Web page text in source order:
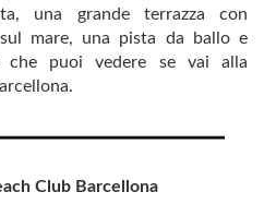
una grande terrazza con
mare, una pista da ballo e
che puoi vedere se vai alla
Club Barcellona